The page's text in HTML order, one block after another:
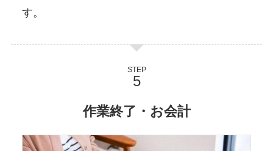
す。
STEP
作業終了・お会計